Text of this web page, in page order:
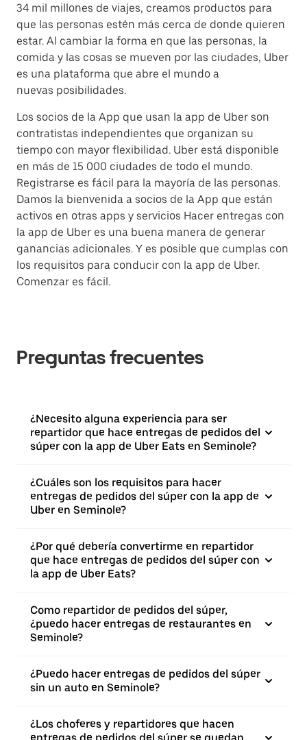
34 mil millones de viajes, creamos productos para
que las personas estén más cerca de donde quieren
estar. Al cambiar la forma en que las personas, la
comida y las cosas se mueven por las ciudades, Uber
es una plataforma que abre el mundo a
nuevas posibilidades.
Los socios de la App que usan la app de Uber son
contratistas independientes que organizan su
tiempo con mayor flexibilidad. Uber está disponible
en más de 15 000 ciudades de todo el mundo.
Registrarse es fácil para la mayoría de las personas.
Damos la bienvenida a socios de la App que están
activos en otras apps y servicios Hacer entregas con
la app de Uber es una buena manera de generar
ganancias adicionales. Y es posible que cumplas con
los requisitos para conducir con la app de Uber.
Comenzar es fácil.
Preguntas frecuentes
¿Necesito alguna experiencia para ser
repartidor que hace entregas de pedidos del
súper con la app de Uber Eats en Seminole?
¿Cuáles son los requisitos para hacer
entregas de pedidos del súper con la app de
Uber en Seminole?
¿Por qué debería convertirme en repartidor
que hace entregas de pedidos del súper con
la app de Uber Eats?
Como repartidor de pedidos del súper,
¿puedo hacer entregas de restaurantes en
Seminole?
¿Puedo hacer entregas de pedidos del súper
sin un auto en Seminole?
¿Los choferes y repartidores que hacen